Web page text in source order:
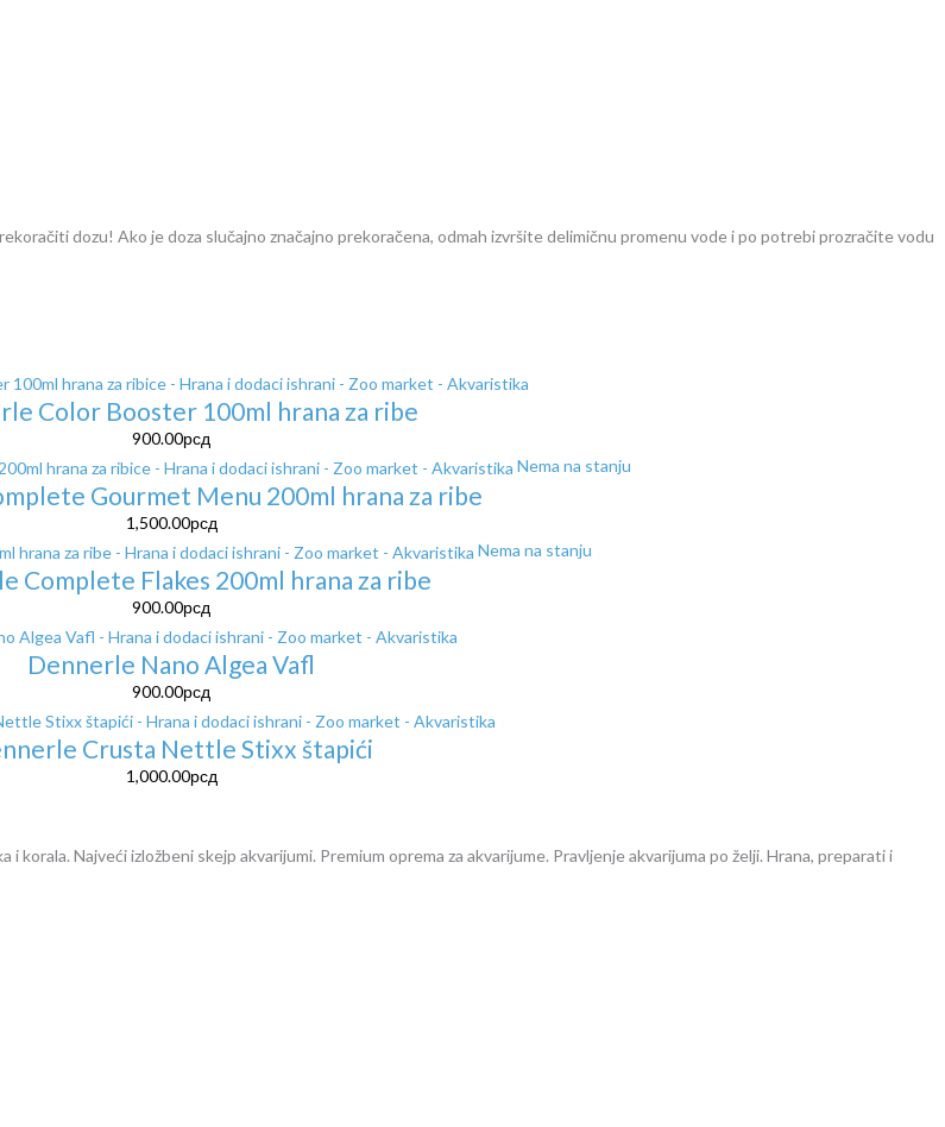
dozu! Ako je doza slučajno značajno prekoračena, odmah izvršite delimičnu promenu vode i po potrebi prozračite vodu
Color Booster 100ml hrana za ribe
900.00рсд
Nema na stanju
Gourmet Menu 200ml hrana za ribe
1,500.00рсд
Nema na stanju
Complete Flakes 200ml hrana za ribe
900.00рсд
Dennerle Nano Algea Vafl
900.00рсд
Crusta Nettle Stixx štapići
1,000.00рсд
Najveći izložbeni skejp akvarijumi. Premium oprema za akvarijume. Pravljenje akvarijuma po želji. Hrana, preparati i